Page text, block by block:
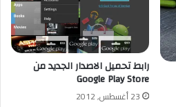
رابط تحميل الاصدار الجديد من
Google Play Store
23 أغسطس, 2012